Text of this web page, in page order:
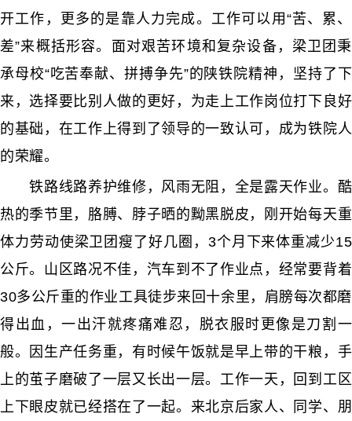
开工作，更多的是靠人力完成。工作可以用“苦、累、
差”来概括形容。面对艰苦环境和复杂设备，梁卫团秉
承母校“吃苦奉献、拼搏争先”的陕铁院精神，坚持了下
来，选择要比别人做的更好，为走上工作岗位打下良好
的基础，在工作上得到了领导的一致认可，成为铁院人
的荣耀。
铁路线路养护维修，风雨无阻，全是露天作业。酷
热的季节里，胳膊、脖子晒的黝黑脱皮，刚开始每天重
体力劳动使梁卫团瘦了好几圈，3个月下来体重减少15
公斤。山区路况不佳，汽车到不了作业点，经常要背着
30多公斤重的作业工具徒步来回十余里，肩膀每次都磨
得出血，一出汗就疼痛难忍，脱衣服时更像是刀割一
般。因生产任务重，有时候午饭就是早上带的干粮，手
上的茧子磨破了一层又长出一层。工作一天，回到工区
上下眼皮就已经搭在了一起。来北京后家人、同学、朋